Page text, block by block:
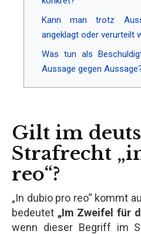
Kann man trotz
angeklagt oder verurteilt
Was tun als
Aussage gegen
Gilt im
Strafrecht
reo“?
„In dubio pro reo“ kommt
bedeutet „Im Zweifel für
wenn dieser Begriff im